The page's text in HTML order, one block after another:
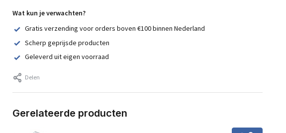
Wat kun je verwachten?
Gratis verzending voor orders boven €100 binnen Nederland
Scherp geprijsde producten
Geleverd uit eigen voorraad
Delen
Gerelateerde producten